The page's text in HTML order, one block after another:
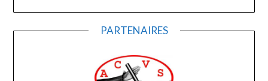
PARTENAIRES